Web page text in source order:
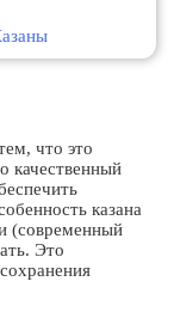
что это
качественный
казана
(современный
Это